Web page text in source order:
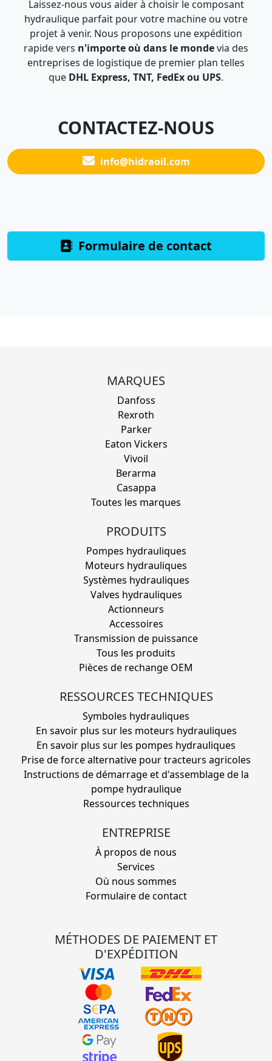
Laissez-nous vous aider à choisir le composant
hydraulique parfait pour votre machine ou votre
projet à venir. Nous proposons une expédition
rapide vers n'importe où dans le mondevia des
entreprises de logistique de premier plan telles
que DHL Express, TNT, FedEx ou UPS.
CONTACTEZ-NOUS
info@hidraoil.com
Formulaire de contact
MARQUES
Danfoss
Rexroth
Parker
Eaton Vickers
Vivoil
Berarma
Casappa
Toutes les marques
PRODUITS
Pompes hydrauliques
Moteurs hydrauliques
Systèmes hydrauliques
Valves hydrauliques
Actionneurs
Accessoires
Transmission de puissance
Tous les produits
Pièces de rechange OEM
RESSOURCES TECHNIQUES
Symboles hydrauliques
En savoir plus sur les moteurs hydrauliques
En savoir plus sur les pompes hydrauliques
Prise de force alternative pour tracteurs agricoles
Instructions de démarrage et d'assemblage de la
pompe hydraulique
Ressources techniques
ENTREPRISE
À propos de nous
Services
Où nous sommes
Formulaire de contact
MÉTHODES DE PAIEMENT ET
D'EXPÉDITION